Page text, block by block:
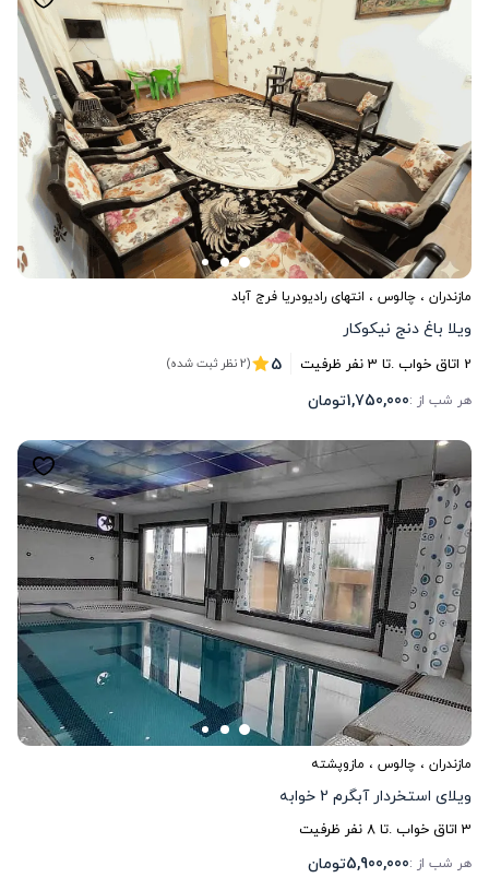
مازندران ، چالوس ، انتهای رادیودریا فرج آباد
ویلا باغ دنج نیکوکار
2 اتاق خواب .تا 3نفر ظرفیت 5 (2 نظر ثبت شده)
هر شب از :1,750,000تومان
مازندران ، چالوس ، مازوپشته
ویلای استخردار آبگرم 2 خوابه
3 اتاق خواب .تا8نفر ظرفیت
هر شب از :5,900,000تومان